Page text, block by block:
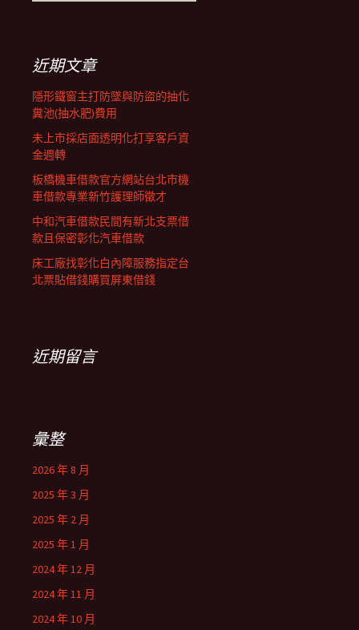
列近期文章
隱形鐵窗主打防墜與防盜的抽化
糞池(抽水肥)費用
未上市採店面透明化打享客戶資
金週轉
板橋機車借款官方網站台北市機
車借款專業新竹護理師徵才
中和汽車借款民間有新北支票借
款且保密彰化汽車借款
床工廠找彰化白內障服務指定台
北票貼借錢購買屏東借錢
近期留言
彙整
2026 年 8 月
2025 年 3 月
2025 年 2 月
2025 年 1 月
2024 年 12 月
2024 年 11 月
2024 年 10 月